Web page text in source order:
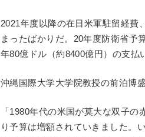
2021年度以降の在日米軍駐留経費
まったばかりだ。20年度防衛省予
年80億ドル（約8400億円）の支払
沖縄国際大学大学院教授の前泊博
「1980年代の米国が莫大な双子
り予算は増額されていきました。